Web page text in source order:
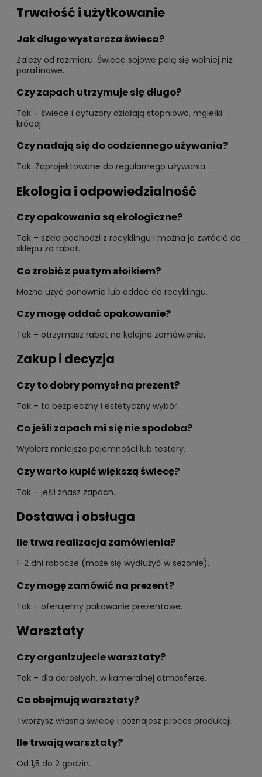
Trwałość i użytkowanie
Jak długo wystarcza świeca?
Zależy od rozmiaru. Świece sojowe palą się wolniej niż
parafinowe.
Czy zapach utrzymuje się długo?
Tak – świece i dyfuzory działają stopniowo, mgiełki
krócej.
Czy nadają się do codziennego używania?
Tak. Zaprojektowane do regularnego używania.
Ekologia i odpowiedzialność
Czy opakowania są ekologiczne?
Tak – szkło pochodzi z recyklingu i można je zwrócić do
sklepu za rabat.
Co zrobić z pustym słoikiem?
Można użyć ponownie lub oddać do recyklingu.
Czy mogę oddać opakowanie?
Tak – otrzymasz rabat na kolejne zamówienie.
Zakup i decyzja
Czy to dobry pomysł na prezent?
Tak – to bezpieczny i estetyczny wybór.
Co jeśli zapach mi się nie spodoba?
Wybierz mniejsze pojemności lub testery.
Czy warto kupić większą świecę?
Tak – jeśli znasz zapach.
Dostawa i obsługa
Ile trwa realizacja zamówienia?
1–2 dni robocze (może się wydłużyć w sezonie).
Czy mogę zamówić na prezent?
Tak – oferujemy pakowanie prezentowe.
Warsztaty
Czy organizujecie warsztaty?
Tak – dla dorosłych, w kameralnej atmosferze.
Co obejmują warsztaty?
Tworzysz własną świecę i poznajesz proces produkcji.
Ile trwają warsztaty?
Od 1,5 do 2 godzin.